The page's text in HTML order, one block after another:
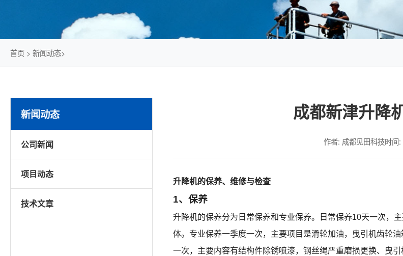
首页 > 新闻动态>
新闻动态
公司新闻
项目动态
技术文章
成都新津升降
作者: 成都见田科技时间
升降机的保养、维修与检查
1、保养
升降机的保养分为日常保养和专业保养。日常保养10天一次，
体。专业保养一季度一次，主要项目是滑轮加油，曳引机齿轮
一次，主要内容有结构件除锈喷漆，钢丝绳严重磨损更换、曳